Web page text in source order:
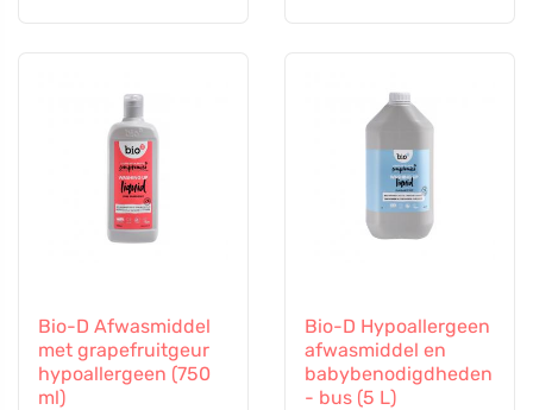
Bio-D Afwasmiddel
met grapefruitgeur
hypoallergeen (750
ml)
Bio-D Hypoallergeen
afwasmiddel en
babybenodigdheden
- bus (5 L)